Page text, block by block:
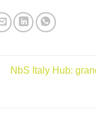
NbS Italy Hub: